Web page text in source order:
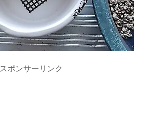
スポンサーリンク